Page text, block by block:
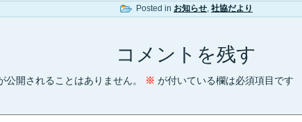
Posted in お知らせ, 社協だより
コメントを残す
公開されることはありません。 ※ が付いている欄は必須項目です